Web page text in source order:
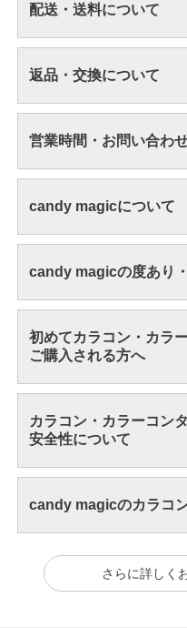
配送・送料について
返品・交換について
営業時間・お問い合わ
candy magicについて
candy magicの度あり
初めてカラコン・カラ
ご購入される方へ
カラコン・カラーコン
安全性について
candy magicのカラコ
さらに詳しく